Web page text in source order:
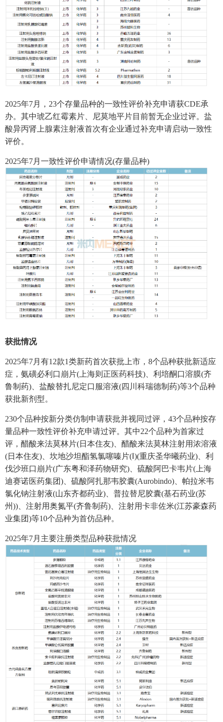
2025年7月，23个存量品种的一致性评价补充申请获CDE承
办。其中琥乙红霉素片、尼莫地平片目前暂无企业过评。盐
酸异丙肾上腺素注射液首次有企业通过补充申请启动一致性
评价。
2025年7月一致性评价申请情况(存量品种)
获批情况
2025年7月有12款1类新药首次获批上市，8个品种获批新适应
症，氨磺必利口崩片(上海则正医药科技)、利培酮口溶膜(齐
鲁制药)、盐酸替扎尼定口服溶液(四川科瑞德制药)等3个品种
获批新剂型。
230个品种按新分类仿制申请获批并视同过评，43个品种按存
量品种一致性评价补充申请过评。其中22个品种为首家过
评，醋酸来法莫林片(日本住友)、醋酸来法莫林注射用浓溶液
(日本住友)、坎地沙坦酯氢氯噻嗪片(Ⅰ)(重庆圣华曦药业)、利
伐沙班口崩片(广东粤和泽药物研究)、硫酸阿巴卡韦片(上海
迪赛诺医药集团)、硫酸阿扎那韦胶囊(Aurobindo)、帕拉米韦
氯化钠注射液(山东齐都药业)、普拉替尼胶囊(基石药业(苏
州))、注射用奥氮平(齐鲁制药)、注射用卡非佐米(江苏豪森药
业集团)等10个品种为首仿品种。
2025年7月主要注册类型品种获批情况